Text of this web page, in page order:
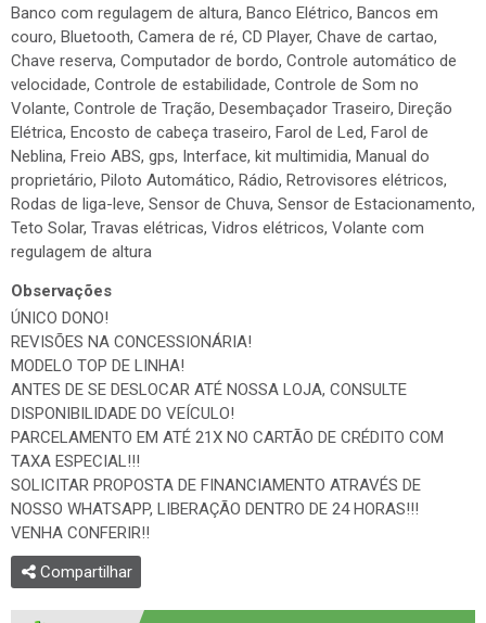
Banco com regulagem de altura, Banco Elétrico, Bancos em
couro, Bluetooth, Camera de ré, CD Player, Chave de cartao,
Chave reserva, Computador de bordo, Controle automático de
velocidade, Controle de estabilidade, Controle de Som no
Volante, Controle de Tração, Desembaçador Traseiro, Direção
Elétrica, Encosto de cabeça traseiro, Farol de Led, Farol de
Neblina, Freio ABS, gps, Interface, kit multimidia, Manual do
proprietário, Piloto Automático, Rádio, Retrovisores elétricos,
Rodas de liga-leve, Sensor de Chuva, Sensor de Estacionamento,
Teto Solar, Travas elétricas, Vidros elétricos, Volante com
regulagem de altura
Observações
ÚNICO DONO!
REVISÕES NA CONCESSIONÁRIA!
MODELO TOP DE LINHA!
ANTES DE SE DESLOCAR ATÉ NOSSA LOJA, CONSULTE
DISPONIBILIDADE DO VEÍCULO!
PARCELAMENTO EM ATÉ 21X NO CARTÃO DE CRÉDITO COM
TAXA ESPECIAL!!!
SOLICITAR PROPOSTA DE FINANCIAMENTO ATRAVÉS DE
NOSSO WHATSAPP, LIBERAÇÃO DENTRO DE 24 HORAS!!!
VENHA CONFERIR!!
Compartilhar